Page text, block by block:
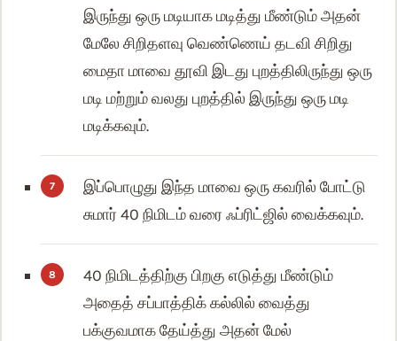
இருந்து ஒரு மடியாக மடித்து மீண்டும் அதன்
மேலே சிறிதளவு வெண்ணெய் தடவி சிறிது
மைதா மாவை தூவி இடது புறத்திலிருந்து ஒரு
மடி மற்றும் வலது புறத்தில் இருந்து ஒரு மடி
மடிக்கவும்.
இப்பொழுது இந்த மாவை ஒரு கவரில் போட்டு
சுமார் 40 நிமிடம் வரை ஃப்ரிட்ஜில் வைக்கவும்.
40 நிமிடத்திற்கு பிறகு எடுத்து மீண்டும்
அதைத் சப்பாத்திக் கல்லில் வைத்து
பக்குவமாக தேய்த்து அதன் மேல்